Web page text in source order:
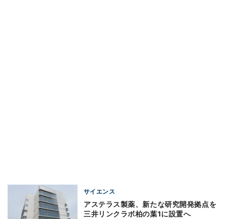
サイエンス
アステラス製薬、新たな研究開発拠点を
三井リンクラボ柏の葉1に設置へ